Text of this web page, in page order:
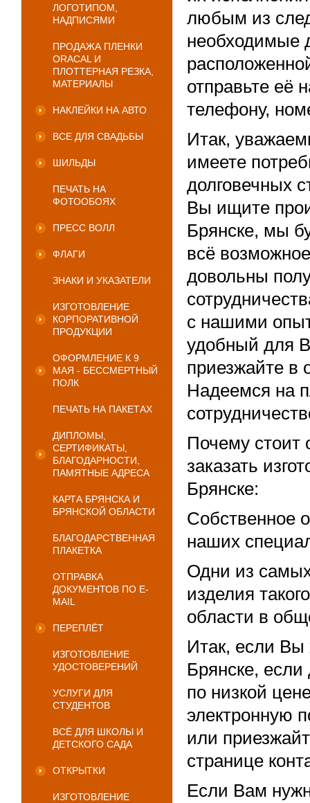
ЛОГОТИПОМ,
НАДПИСЯМИ
ПРОДАЖА ПЛЕНКИ
ORACAL И
ПЛОТТЕРНАЯ РЕЗКА,
МАТЕРИАЛЫ
НАКЛЕЙКИ НА АВТО
ВСЕ ДЛЯ СВАДЬБЫ
ШИЛЬДЫ
ПЕЧАТЬ НА
ФОТООБОЯХ
ПРЕСС ВОЛЛ
ФЛАГИ
ЗНАКИ И УКАЗАТЕЛИ
ИЗГОТОВЛЕНИЕ
КОРПОРАТИВНОЙ
ПРОДУКЦИИ
ОФОРМЛЕНИЕ К 9
МАЯ - БЕССМЕРТНЫЙ
ПОЛК
ПЕЧАТЬ НА ПАКЕТАХ
ДИПЛОМЫ,
СЕРТИФИКАТЫ,
БЛАГОДАРНОСТИ,
ПАМЯТНЫЕ АДРЕСА
КАРТА БРЯНСКА И
БРЯНСКОЙ ОБЛАСТИ
БЛАГОДАРСТВЕННАЯ
ПЛАКЕТКА
ОТПРАВКА
ДОКУМЕНТОВ ПО E-
MAIL
ПЕРЕПЛЁТ
ИЗГОТОВЛЕНИЕ
УДОСТОВЕРЕНИЙ
УСЛУГИ ДЛЯ
СТУДЕНТОВ
ВСЁ ДЛЯ ШКОЛЫ И
ДЕТСКОГО САДА
ОТКРЫТКИ
ИЗГОТОВЛЕНИЕ
любым из
необходимые
отправьте её
телефону,
Итак,
имеете
долговечных
Вы ищите
Брянске, мы
всё
довольны
с нашими
удобный для
приезжайте в
Надеемся на
Почему стоит
заказать
Брянске:
Собственное
наших
Одни из
изделия
области в
Итак, если Вы
Брянске,
по низкой
электронную
или
странице
Если Вам